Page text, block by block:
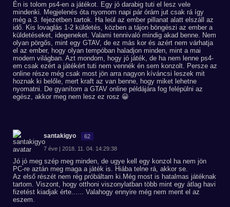
Én is tolom ps4-en a játékot. Egy jó darabig tuti el lesz vele
mindenki. Megjelenés óta nyomom napi pár órám jut csak rá így
még a 3. fejezetben tartok. Ha leül az ember pillanat alatt elszáll az
idő. Kis lovaglás 1-2 küldetés, közben a tájon böngészi az ember a
küldetéseket, idegeneket. Valami tennivaló mindig akad benne. Nem
olyan pörgős, mint egy GTAV, de ez más kor és azért nem várhatja
el az ember, hogy olyan tempóban haladjon minden, mint a mai
modern világban. Azt mondom, hogy jó játék, de ha nem lenne ps4-
em csak ezért a játékért tuti nem vennék én sem konzolt. Persze az
online része még csak most jön arra nagyon kíváncsi leszek mit
hoznak ki belőle, mert kraft az van benne, hogy miket lehetne
nyomatni. De gyanítom a GTAV online példájára fog felépülni az
egész, akkor meg nem lesz ez rosz 😀
santakigyo 62
7 éve | 2018. 11. 04. 14:29:38
Jó jó meg szép meg minden, de ugye kell egy konzol ha nem jön
PC-re aztán meg maga a játék is. Hiába telne rá, akkor se.
Az első részét nem rég próbáltam ki.Még most is hatalmas játéknak
tartom. Viszont, hogy otthoni viszonylatban több mint egy átlag havi
fizetést kiadjak érte...... Valahogy ennyire még nem ment el az
eszem.